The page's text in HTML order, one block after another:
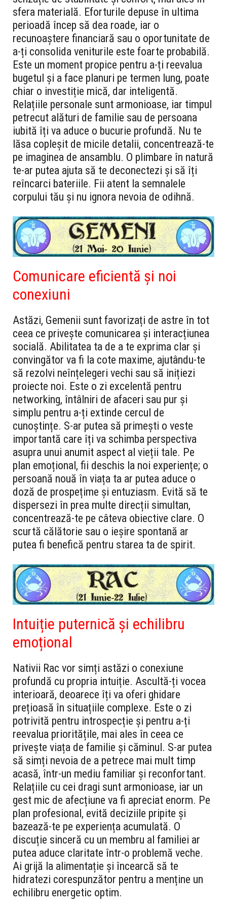
sfera materială. Eforturile depuse în ultima
perioadă încep să dea roade, iar o
recunoaștere financiară sau o oportunitate de
a-ți consolida veniturile este foarte probabilă.
Este un moment propice pentru a-ți reevalua
bugetul și a face planuri pe termen lung, poate
chiar o investiție mică, dar inteligentă.
Relațiile personale sunt armonioase, iar timpul
petrecut alături de familie sau de persoana
iubită îți va aduce o bucurie profundă. Nu te
lăsa copleșit de micile detalii, concentrează-te
pe imaginea de ansamblu. O plimbare în natură
te-ar putea ajuta să te deconectezi și să îți
reîncarci bateriile. Fii atent la semnalele
corpului tău și nu ignora nevoia de odihnă.
Comunicare eficientă și noi
conexiuni
Astăzi, Gemenii sunt favorizați de astre în tot
ceea ce privește comunicarea și interacțiunea
socială. Abilitatea ta de a te exprima clar și
convingător va fi la cote maxime, ajutându-te
să rezolvi neînțelegeri vechi sau să inițiezi
proiecte noi. Este o zi excelentă pentru
networking, întâlniri de afaceri sau pur și
simplu pentru a-ți extinde cercul de
cunoștințe. S-ar putea să primești o veste
importantă care îți va schimba perspectiva
asupra unui anumit aspect al vieții tale. Pe
plan emoțional, fii deschis la noi experiențe; o
persoană nouă în viața ta ar putea aduce o
doză de prospețime și entuziasm. Evită să te
dispersezi în prea multe direcții simultan,
concentrează-te pe câteva obiective clare. O
scurtă călătorie sau o ieșire spontană ar
putea fi benefică pentru starea ta de spirit.
Intuiție puternică și echilibru
emoțional
Nativii Rac vor simți astăzi o conexiune
profundă cu propria intuiție. Ascultă-ți vocea
interioară, deoarece îți va oferi ghidare
prețioasă în situațiile complexe. Este o zi
potrivită pentru introspecție și pentru a-ți
reevalua prioritățile, mai ales în ceea ce
privește viața de familie și căminul. S-ar putea
să simți nevoia de a petrece mai mult timp
acasă, într-un mediu familiar și reconfortant.
Relațiile cu cei dragi sunt armonioase, iar un
gest mic de afecțiune va fi apreciat enorm. Pe
plan profesional, evită deciziile pripite și
bazează-te pe experiența acumulată. O
discuție sinceră cu un membru al familiei ar
putea aduce claritate într-o problemă veche.
Ai grijă la alimentație și încearcă să te
hidratezi corespunzător pentru a menține un
echilibru energetic optim.